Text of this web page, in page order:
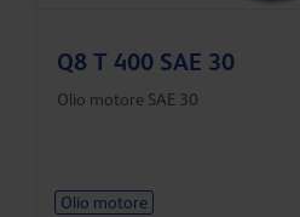
Q8 T 400 SAE 30
Olio motore SAE 30
Olio motore